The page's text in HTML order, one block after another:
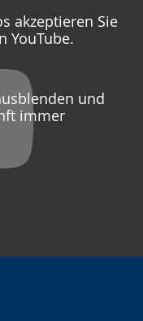
akzeptieren Sie
YouTube.
und
immer